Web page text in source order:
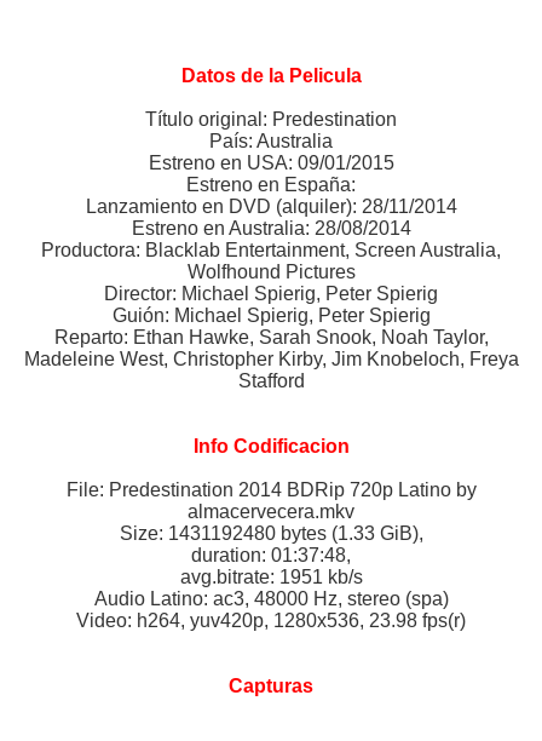
Datos de la Pelicula
Título original: Predestination
País: Australia
Estreno en USA: 09/01/2015
Estreno en España:
Lanzamiento en DVD (alquiler): 28/11/2014
Estreno en Australia: 28/08/2014
Productora: Blacklab Entertainment, Screen Australia,
Wolfhound Pictures
Director: Michael Spierig, Peter Spierig
Guión: Michael Spierig, Peter Spierig
Reparto: Ethan Hawke, Sarah Snook, Noah Taylor,
Madeleine West, Christopher Kirby, Jim Knobeloch, Freya
Stafford
Info Codificacion
File: Predestination 2014 BDRip 720p Latino by
almacervecera.mkv
Size: 1431192480 bytes (1.33 GiB),
duration: 01:37:48,
avg.bitrate: 1951 kb/s
Audio Latino: ac3, 48000 Hz, stereo (spa)
Video: h264, yuv420p, 1280x536, 23.98 fps(r)
Capturas